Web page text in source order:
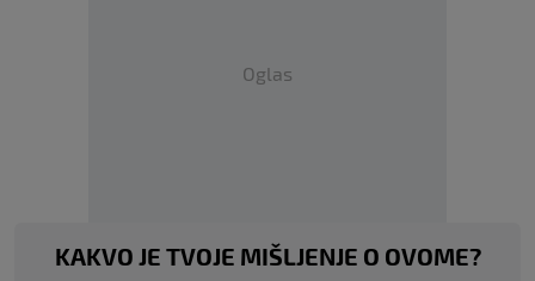
Oglas
KAKVO JE TVOJE MIŠLJENJE O OVOME?